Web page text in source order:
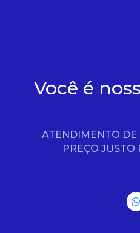
Você é
ATENDIMENTO
PREÇO JUSTO
